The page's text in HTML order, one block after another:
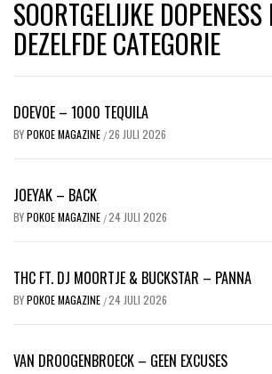
SOORTGELIJKE
DEZELFDE CATEGORIE
DOEVOE – 1000 TEQUILA
BYPOKOE MAGAZINE /26 JULI 2026
JOEYAK – BACK
BYPOKOE MAGAZINE /24 JULI 2026
THC FT. DJ MOORTJE & BUCKSTAR – PANNA
BYPOKOE MAGAZINE /24 JULI 2026
VAN DROOGENBROECK – GEEN EXCUSES